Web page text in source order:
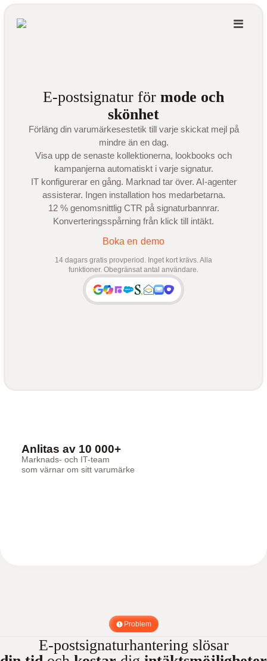
E-postsignatur för mode och
skönhet
Förläng din varumärkesestetik till varje skickat mejl på
mindre än en dag.
Visa upp de senaste kollektionerna, lookbooks och
kampanjerna automatiskt i varje signatur.
IT konfigurerar en gång. Marknad tar över. AI-agenter
assisterar. Ingen installation hos medarbetarna.
12 % genomsnittlig CTR på signaturbannrar.
Konverteringsspårning från klick till intäkt.
Boka en demo
14 dagars gratis provperiod. Inget kort krävs. Alla
funktioner. Obegränsat antal användare.
Anlitas av 10 000+
Marknads- och IT-team
som värnar om sitt varumärke
Problem
E-postsignaturhantering slösar